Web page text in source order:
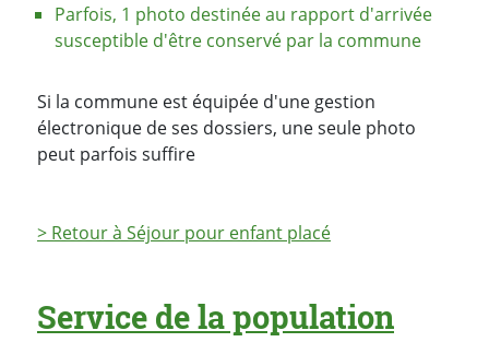
Parfois, 1 photo destinée au rapport d'arrivée
susceptible d'être conservé par la commune
Si la commune est équipée d'une gestion
électronique de ses dossiers, une seule photo
peut parfois suffire
> Retour à Séjour pour enfant placé
Service de la population